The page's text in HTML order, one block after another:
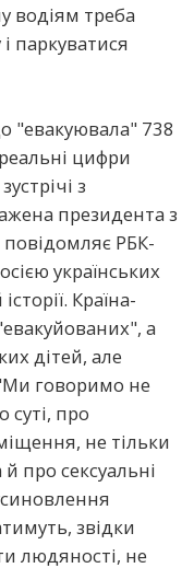
водіям треба
паркуватися
"евакуювала" 738
цифри
з
президента з
РБК-
українських
Країна-
а
дітей, але
говоримо не
суті, про
не тільки
про сексуальні
звідки
людяності, не